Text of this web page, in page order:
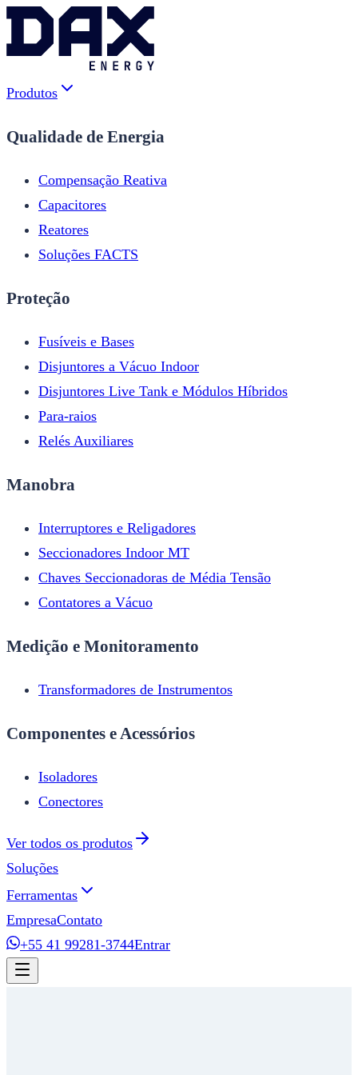
Produtos
Qualidade de Energia
Compensação Reativa
Capacitores
Reatores
Soluções FACTS
Proteção
Fusíveis e Bases
Disjuntores a Vácuo Indoor
Disjuntores Live Tank e Módulos Híbridos
Para-raios
Relés Auxiliares
Manobra
Interruptores e Religadores
Seccionadores Indoor MT
Chaves Seccionadoras de Média Tensão
Contatores a Vácuo
Medição e Monitoramento
Transformadores de Instrumentos
Componentes e Acessórios
Isoladores
Conectores
Ver todos os produtos
Soluções
Ferramentas
EmpresaContato
+55 41 99281-3744Entrar